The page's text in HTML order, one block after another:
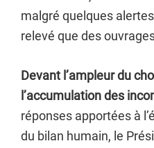
malgré quelques
relevé que des
Devant l’ampleur du
l’accumulation des
réponses apportées à
du bilan humain, le